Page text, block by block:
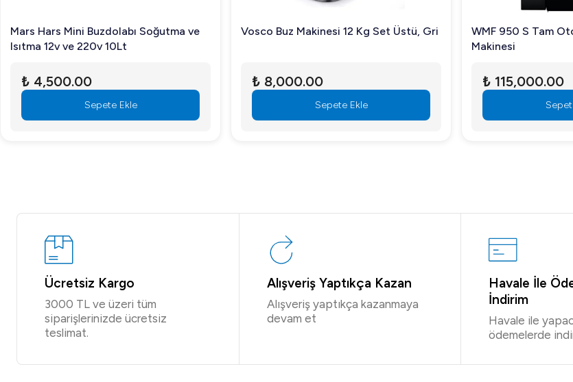
Mars Hars Mini Buzdolabı Soğutma ve
Isıtma 12v ve 220v 10Lt
₺ 4,500.00
Sepete Ekle
Vosco Buz Makinesi 12 Kg Set Üstü, Gri
₺ 8,000.00
Sepete Ekle
WMF 950 S Tam
Makinesi
₺ 115,000.00
Ücretsiz Kargo
3000 TL ve üzeri tüm
siparişlerinizde ücretsiz
teslimat.
Alışveriş Yaptıkça Kazan
Alışveriş yaptıkça kazanmaya
devam et
Havale İle
İndirim
Havale ile
ödemelerde